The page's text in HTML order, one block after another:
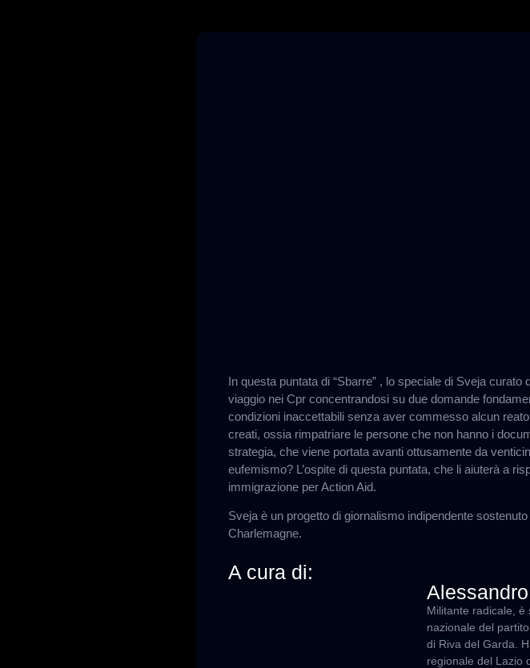
In questa puntata di “Sbarre” , lo speciale di Sveja
viaggio nei Cpr concentrandosi su due domande
condizioni inaccettabili senza aver commesso alcun
creati, ossia rimpatriare le persone che non hanno i
strategia, che viene portata avanti ottusamente da
eufemismo? L’ospite di questa puntata, che li aiuterà a
immigrazione per Action Aid.
Sveja è un progetto di giornalismo indipendente
Charlemagne.
A cura di:
Militante radicale, è
nazionale del
di Riva del Garda.
regionale del Lazio